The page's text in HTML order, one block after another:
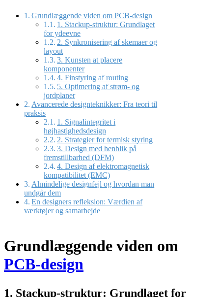
Grundlæggende viden om PCB-design
1. Stackup-struktur: Grundlaget
for ydeevne
2. Synkronisering af skemaer og
layout
3. Kunsten at placere
komponenter
4. Finstyring af routing
5. Optimering af strøm- og
jordplaner
Avancerede designteknikker: Fra teori til
praksis
1. Signalintegritet i
højhastighedsdesign
2. Strategier for termisk styring
3. Design med henblik på
fremstillbarhed (DFM)
4. Design af elektromagnetisk
kompatibilitet (EMC)
Almindelige designfejl og hvordan man
undgår dem
En designers refleksion: Værdien af
værktøjer og samarbejde
Grundlæggende viden om
PCB-design
1. Stackup-struktur: Grundlaget for